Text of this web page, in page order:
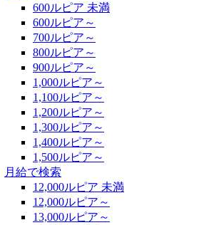
600ルピア 未満
600ルピア～
700ルピア～
800ルピア～
900ルピア～
1,000ルピア～
1,100ルピア～
1,200ルピア～
1,300ルピア～
1,400ルピア～
1,500ルピア～
月給で検索
12,000ルピア 未満
12,000ルピア～
13,000ルピア～